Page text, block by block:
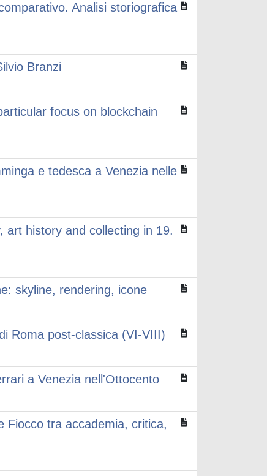
Analisi storiografica
Branzi
focus on blockchain
e tedesca a Venezia nelle
art history and collecting in 19.
skyline, rendering, icone
Roma post-classica (VI-VIII)
a Venezia nell'Ottocento
Fiocco tra accademia, critica,